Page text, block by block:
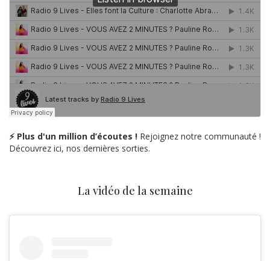
⚡ Plus d'un million d’écoutes ! Rejoignez notre communauté !
Découvrez ici, nos dernières sorties.
La vidéo de la semaine